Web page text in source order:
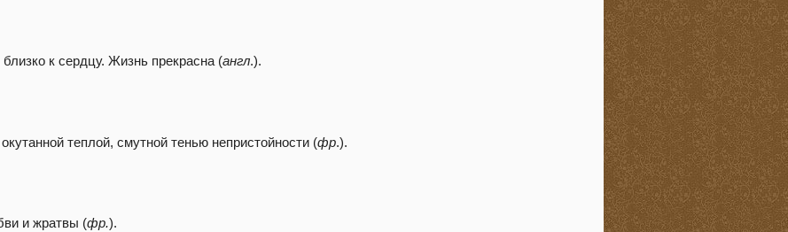
к сердцу. Жизнь прекрасна (англ.).
теплой, смутной тенью непристойности (фр.).
и жратвы (фр.).